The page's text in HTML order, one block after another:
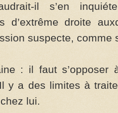
il s’en
d’extrême droite
suspecte, comme
: il faut s’opposer
y a des limites à
lui.